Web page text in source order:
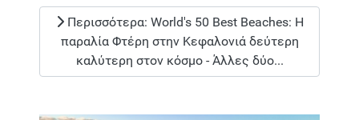
Περισσότερα: World's 50 Best Beaches: Η
παραλία Φτέρη στην Κεφαλονιά δεύτερη
καλύτερη στον κόσμο - Άλλες δύο...